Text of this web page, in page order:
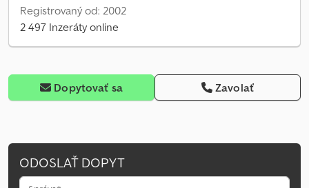
Registrovaný od: 2002
2 497 Inzeráty online
Dopytovať sa Zavolať
ODOSLAŤ DOPYT